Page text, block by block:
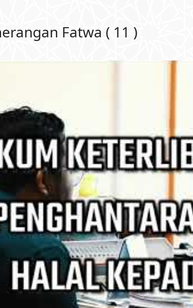
Fatwa ( 11 )